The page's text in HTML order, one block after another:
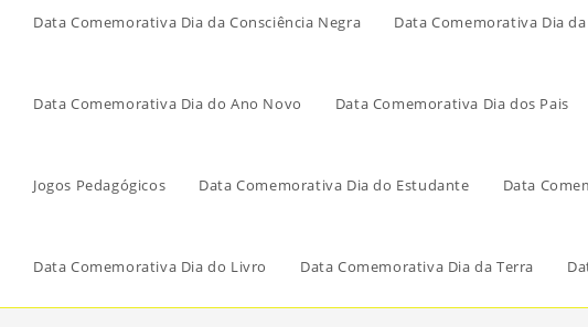
Data Comemorativa Dia da Consciência Negra Data Comemorativa Dia da
Data Comemorativa Dia do Ano Novo Data Comemorativa Dia dos Pais
Jogos Pedagógicos Data Comemorativa Dia do Estudante Data
Data Comemorativa Dia do Livro Data Comemorativa Dia da Terra